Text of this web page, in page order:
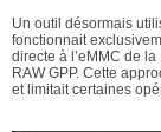
Un outil désormais
fonctionnait
directe à l’eMMC de
RAW GPP. Cette
et limitait certaines